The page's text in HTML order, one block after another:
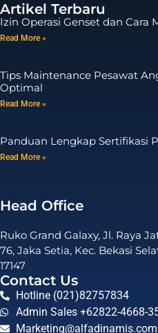
Artikel Terbaru
Izin Operasi Genset dan Cara
Read More »
Tips Maintenance Pesawat
Optimal
Read More »
Panduan Lengkap Sertifikasi
Read More »
Head Office
Ruko Grand Galaxy, Jl. Raya
76, Jaka Setia, Kec. Bekasi
17147
Contact Us
Hotline (021)82757834
Admin Sales +62822-4668-
Marketing@alfadinamis.com